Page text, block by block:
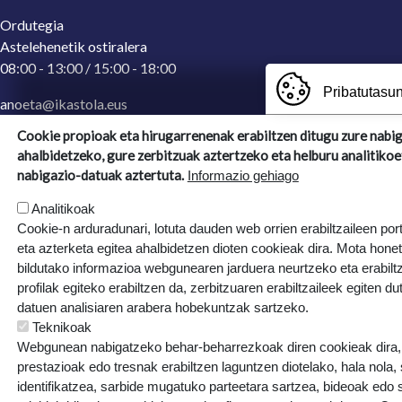
Ordutegia
Astelehenetik ostiralera
08:00 - 13:00 / 15:00 - 18:00
anoeta@ikastola.eus
Ergoien, 5
20270, Anoeta, Gipuzkoa
Cookie propioak eta hirugarrenenak erabiltzen ditugu zure
ahalbidetzeko, gure zerbitzuak aztertzeko eta helburu
nabigazio-datuak aztertuta. Informazio gehiago
Analitikoak
Cookie-n arduradunari, lotuta dauden web orrien erabiltzaileen
eta azterketa egitea ahalbidetzen dioten cookieak dira. Mota
bildutako informazioa webgunearen jarduera neurtzeko eta
profilak egiteko erabiltzen da, zerbitzuaren erabiltzaileek egiten
datuen analisiaren arabera hobekuntzak sartzeko.
Teknikoak
Webgunean nabigatzeko behar-beharrezkoak diren cookieak
prestazioak edo tresnak erabiltzen laguntzen diotelako, hala nola,
identifikatzea, sarbide mugatuko parteetara sartzea, bideoak edo